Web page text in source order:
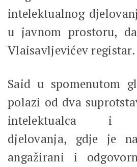
intelektualnog
u javnom prostoru,
Vlaisavljevićev registar.
Said u spomenutom
polazi od dva
intelektualca i
djelovanja, gdje je
angažirani i